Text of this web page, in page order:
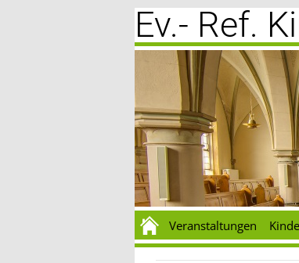
Zum
Inhalt
springen
Ev.- Ref.
Veranstaltungen